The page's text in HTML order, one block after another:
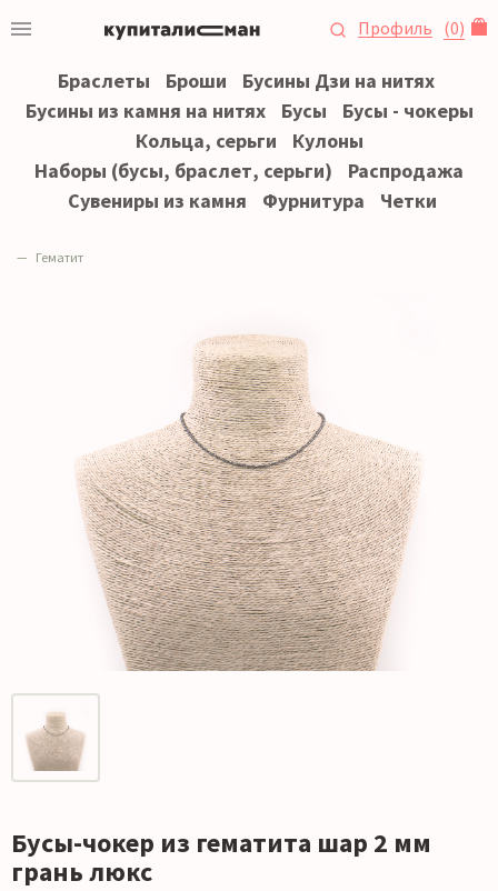
Профиль (0)
Браслеты Броши
Бусины Дзи на нитях
Бусины из камня на нитях
Бусы
Бусы - чокеры
Кольца, серьги
Кулоны
Наборы (бусы, браслет, серьги)
Распродажа
Сувениры из камня
Фурнитура Четки
Гематит
Бусы-чокер из гематита шар 2 мм
грань люкс